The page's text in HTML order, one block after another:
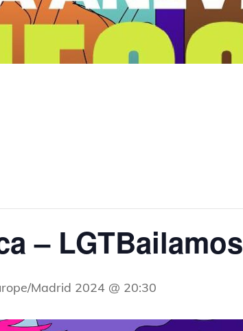
– LGTBailamos
Madrid 2024 @ 20:30